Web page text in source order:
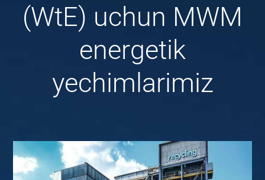
(WtE) uchun MWM
energetik
yechimlarimiz